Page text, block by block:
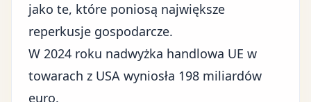
jako te, które poniosą największe
reperkusje gospodarcze.
W 2024 roku nadwyżka handlowa UE w
towarach z USA wyniosła 198 miliardów
euro.